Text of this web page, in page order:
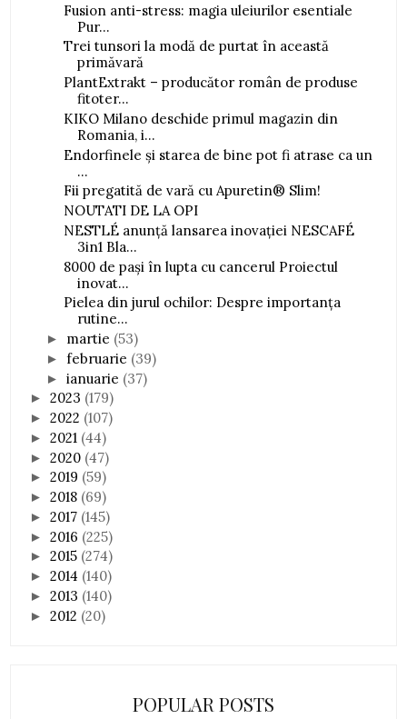
Fusion anti-stress: magia uleiurilor esentiale
Pur...
Trei tunsori la modă de purtat în această
primăvară
PlantExtrakt – producător român de produse
fitoter...
KIKO Milano deschide primul magazin din
Romania, i...
Endorfinele și starea de bine pot fi atrase ca un
...
Fii pregatită de vară cu Apuretin® Slim!
NOUTATI DE LA OPI
NESTLÉ anunță lansarea inovației NESCAFÉ
3in1 Bla...
8000 de pași în lupta cu cancerul Proiectul
inovat...
Pielea din jurul ochilor: Despre importanța
rutine...
► martie (53)
►februarie (39)
►ianuarie (37)
►2023 (179)
►2022 (107)
►2021 (44)
►2020 (47)
►2019 (59)
►2018 (69)
►2017 (145)
►2016 (225)
►2015 (274)
►2014 (140)
►2013 (140)
►2012 (20)
POPULAR POSTS